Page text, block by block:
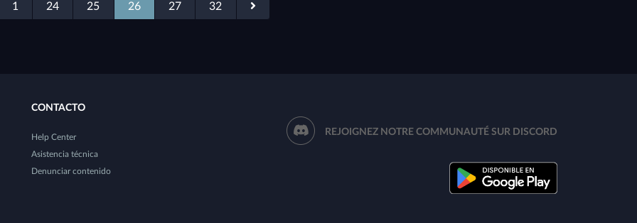
1 24 25 26 27 32
CONTACTO
Help Center
Asistencia técnica
Denunciar contenido
REJOIGNEZ NOTRE COMMUNAUTÉ SUR DISCORD